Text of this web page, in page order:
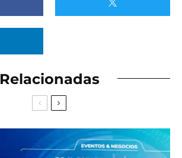
Relacionadas